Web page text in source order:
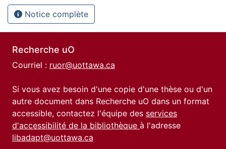
Notice complète
Recherche uO
Courriel : ruor@uottawa.ca
Si vous avez besoin d'une copie d'une thèse ou d'un
autre document dans Recherche uO dans un format
accessible, contactez l'équipe des services
d'accessibilité de la bibliothèque à l'adresse
libadapt@uottawa.ca